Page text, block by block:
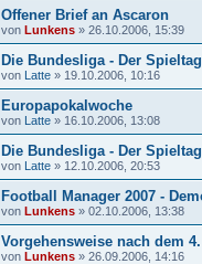
Offener Brief an Ascaron
von Lunkens » 26.10.2006, 15:39
Die Bundesliga - Der
von Latte » 19.10.2006, 10:16
Europapokalwoche
von Latte » 16.10.2006, 13:08
Die Bundesliga - Der
von Latte » 12.10.2006, 20:53
Football Manager 2007 -
von Lunkens » 02.10.2006, 13:38
Vorgehensweise nach dem
von Lunkens » 26.09.2006, 14:16